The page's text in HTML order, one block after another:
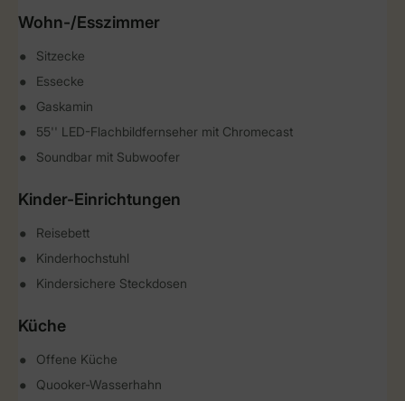
Wohn-/Esszimmer
Sitzecke
Essecke
Gaskamin
55'' LED-Flachbildfernseher mit Chromecast
Soundbar mit Subwoofer
Kinder-Einrichtungen
Reisebett
Kinderhochstuhl
Kindersichere Steckdosen
Küche
Offene Küche
Quooker-Wasserhahn